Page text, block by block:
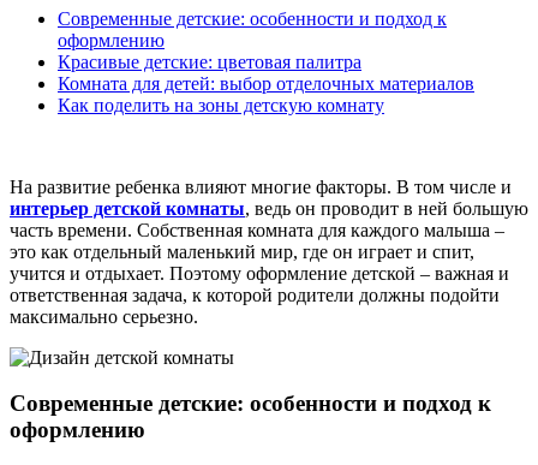
Современные детские: особенности и подход к
оформлению
Красивые детские: цветовая палитра
Комната для детей: выбор отделочных материалов
Как поделить на зоны детскую комнату
На развитие ребенка влияют многие факторы. В том числе и
интерьер детской комнаты, ведь он проводит в ней большую
часть времени. Собственная комната для каждого малыша –
это как отдельный маленький мир, где он играет и спит,
учится и отдыхает. Поэтому оформление детской – важная и
ответственная задача, к которой родители должны подойти
максимально серьезно.
Современные детские: особенности и подход к
оформлению